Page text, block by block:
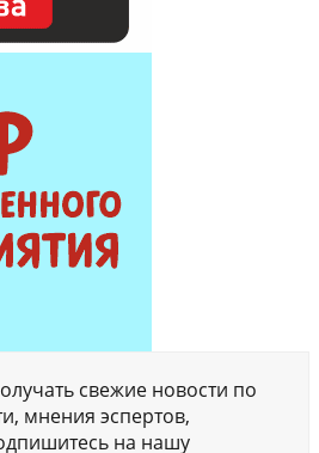
свежие новости по
мнения эспертов,
на нашу